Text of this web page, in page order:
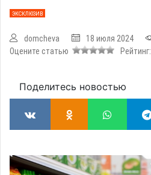
ЭКСКЛЮЗИВ
domcheva 18 июля 2024
Оцените статью
Рейтинг:
Поделитесь новостью